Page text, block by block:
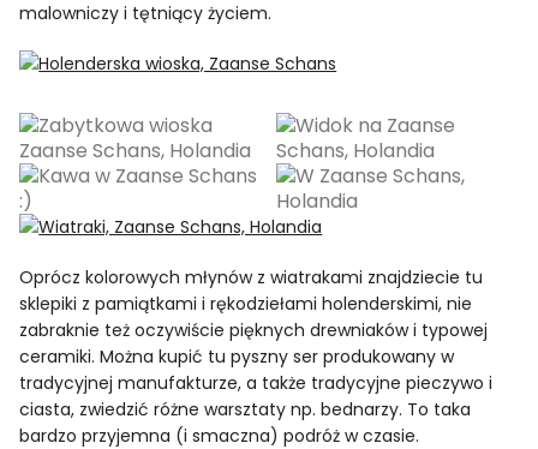
malowniczy i tętniący życiem.
Oprócz kolorowych młynów z wiatrakami znajdziecie tu
sklepiki z pamiątkami i rękodziełami holenderskimi, nie
zabraknie też oczywiście pięknych drewniaków i typowej
ceramiki. Można kupić tu pyszny ser produkowany w
tradycyjnej manufakturze, a także tradycyjne pieczywo i
ciasta, zwiedzić różne warsztaty np. bednarzy. To taka
bardzo przyjemna (i smaczna) podróż w czasie.